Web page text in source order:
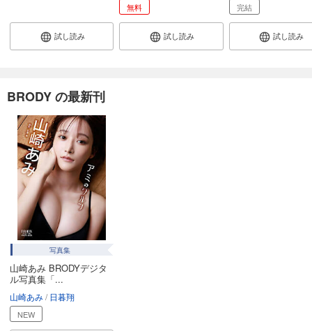
試し読み
無料
試し読み
完結
試し読み
BRODY の最新刊
写真集
山崎あみ BRODYデジタ
ル写真集「...
山崎あみ 日暮翔
NEW